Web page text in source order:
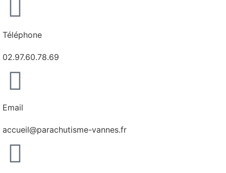
Téléphone
02.97.60.78.69
Email
accueil@parachutisme-vannes.fr